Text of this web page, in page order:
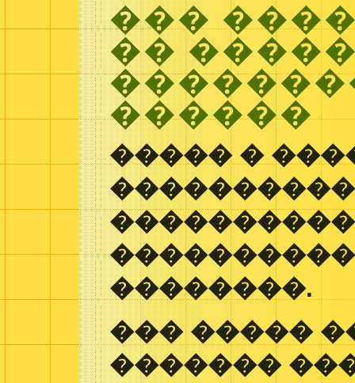
���
��
������
����� �
��������.
��� �����
�������